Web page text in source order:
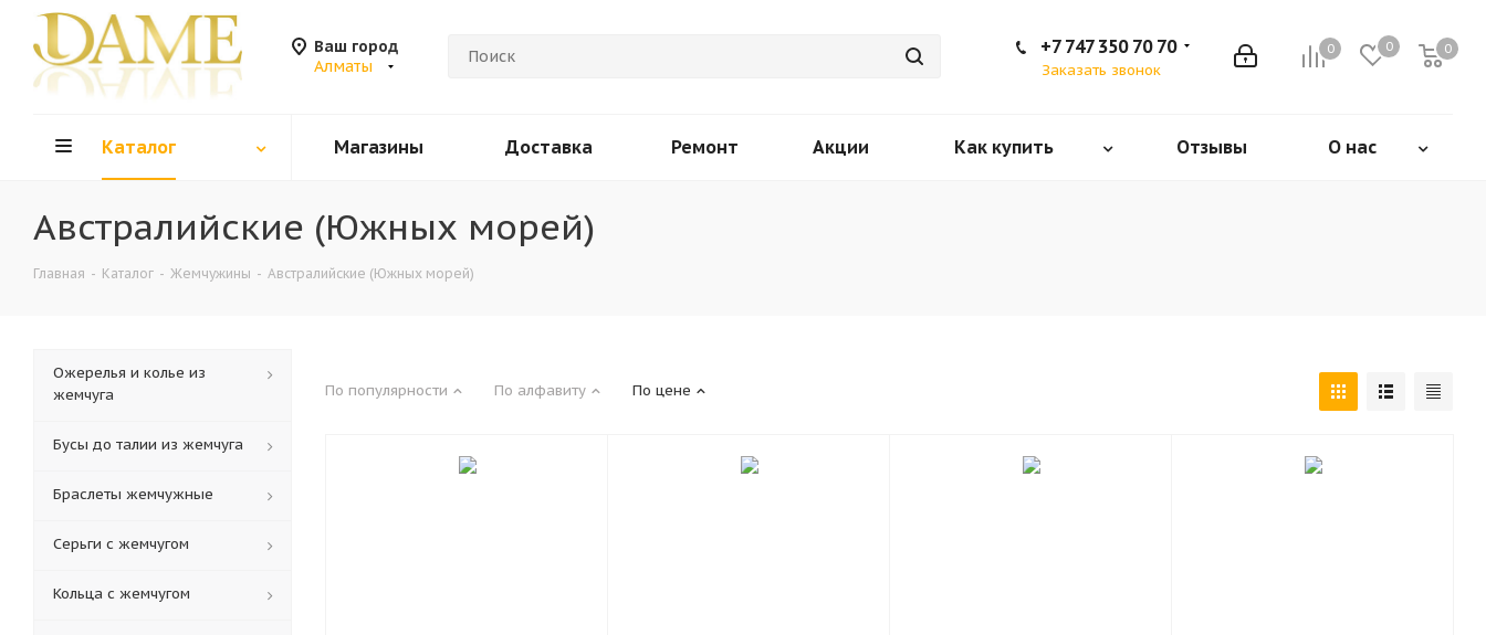
Ваш город
Алматы
0 0 0
+7 747 350 70 70
Заказать звонок
Каталог Магазины Доставка Ремонт Акции Как купить Отзывы О нас
Австралийские (Южных морей)
Главная - Каталог - Жемчужины - Австралийские (Южных морей)
По популярности По алфавиту По цене
Ожерелья и колье из
жемчуга
Бусы до талии из жемчуга
Браслеты жемчужные
Серьги с жемчугом
Кольца c жемчугом